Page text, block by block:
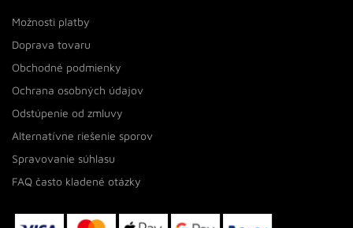
Možnosti platby
Doprava tovaru
Obchodné podmienky
Ochrana osobných údajov
Odstúpenie od zmluvy
Alternatívne riešenie sporov
Spravovanie súhlasu
FAQ často kladené otázky